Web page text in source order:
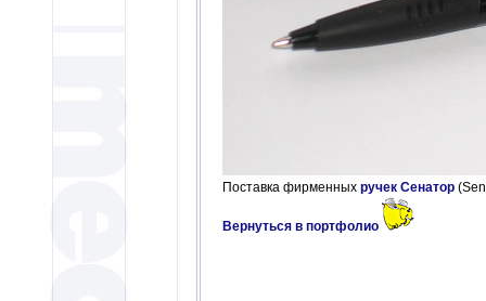
Поставка фирменных ручек Сенатор
Вернуться в портфолио